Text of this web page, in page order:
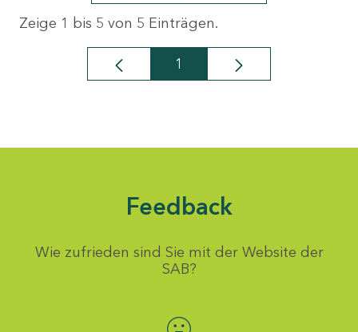
Zeige 1 bis 5 von 5 Einträgen.
Seite
1
Feedback
Wie zufrieden sind Sie mit der Website der
SAB?
Bewertung auswählen